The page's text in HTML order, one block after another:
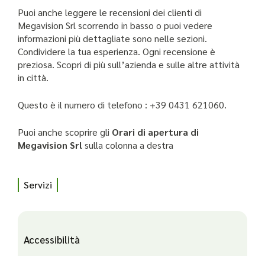
Puoi anche leggere le recensioni dei clienti di
Megavision Srl scorrendo in basso o puoi vedere
informazioni più dettagliate sono nelle sezioni.
Condividere la tua esperienza. Ogni recensione è
preziosa. Scopri di più sull’azienda e sulle altre attività
in città.
Questo è il numero di telefono : +39 0431 621060.
Puoi anche scoprire gli Orari di apertura di
Megavision Srlsulla colonna a destra
Servizi
Accessibilità